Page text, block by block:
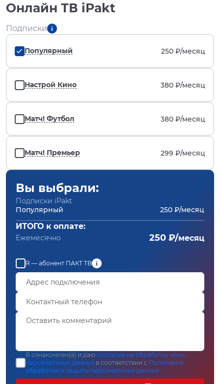
Онлайн ТВ iPakt
Подписки
Популярный 250 ₽/месяц
Настрой Кино 380 ₽/месяц
Матч! Футбол 380 ₽/месяц
Матч! Премьер 299 ₽/месяц
Вы выбрали:
Подписки iPakt
Популярный
250 ₽/месяц
ИТОГО к оплате:
Ежемесячно 250 ₽/месяц
Я — абонент ПАКТ ТВ
Я ознакомлен(а) и даю согласие на обработку моих
персональных данных в соответствии с Политикой
обработки и защиты персональных данных